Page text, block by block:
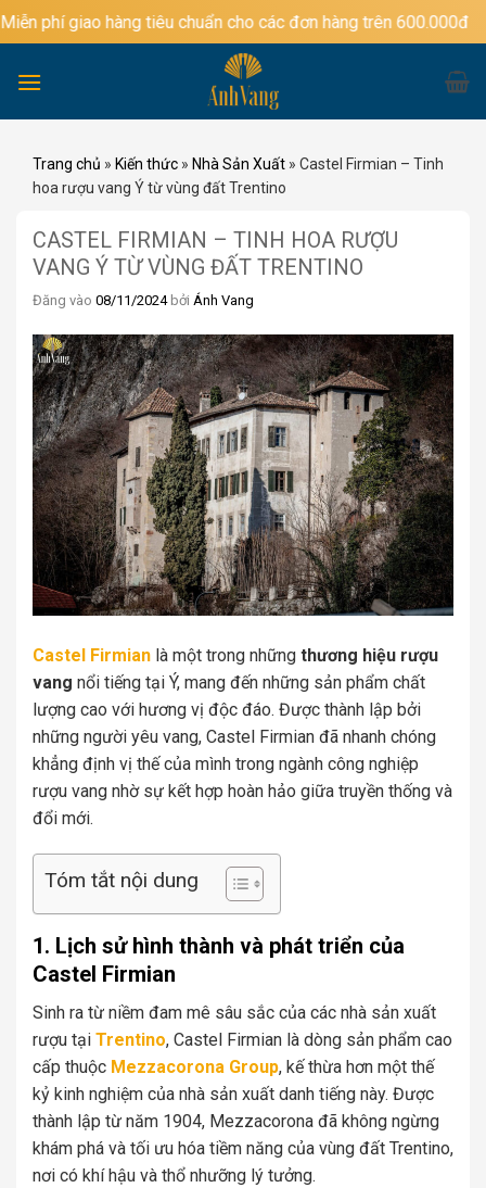
Bỏ
qua
dung
giao hàng tiêu chuẩn cho các đơn hàng trên 600.000đ
Trang chủ » Kiến thức » Nhà Sản Xuất » Castel Firmian – Tinh
hoa rượu vang Ý từ vùng đất Trentino
CASTEL FIRMIAN – TINH HOA RƯỢU
VANG Ý TỪ VÙNG ĐẤT TRENTINO
Đăng vào 08/11/2024 bởi Ánh Vang
Castel Firmian là một trong những thương hiệu rượu
vang nổi tiếng tại Ý, mang đến những sản phẩm chất
lượng cao với hương vị độc đáo. Được thành lập bởi
những người yêu vang, Castel Firmian đã nhanh chóng
khẳng định vị thế của mình trong ngành công nghiệp
rượu vang nhờ sự kết hợp hoàn hảo giữa truyền thống và
đổi mới.
Tóm tắt nội dung
1. Lịch sử hình thành và phát triển của
Castel Firmian
Sinh ra từ niềm đam mê sâu sắc của các nhà sản xuất
rượu tại Trentino, Castel Firmian là dòng sản phẩm cao
cấp thuộc Mezzacorona Group, kế thừa hơn một thế
kỷ kinh nghiệm của nhà sản xuất danh tiếng này. Được
thành lập từ năm 1904, Mezzacorona đã không ngừng
khám phá và tối ưu hóa tiềm năng của vùng đất Trentino,
nơi có khí hậu và thổ nhưỡng lý tưởng.